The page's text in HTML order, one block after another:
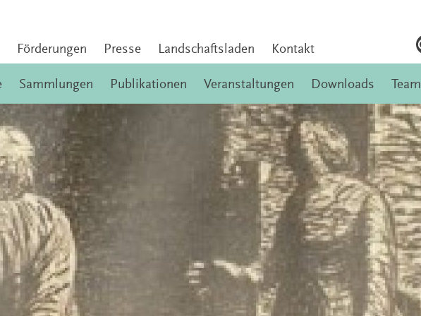
Förderungen Presse Landschaftsladen Kontakt
Sammlungen Publikationen Veranstaltungen Downloads Team